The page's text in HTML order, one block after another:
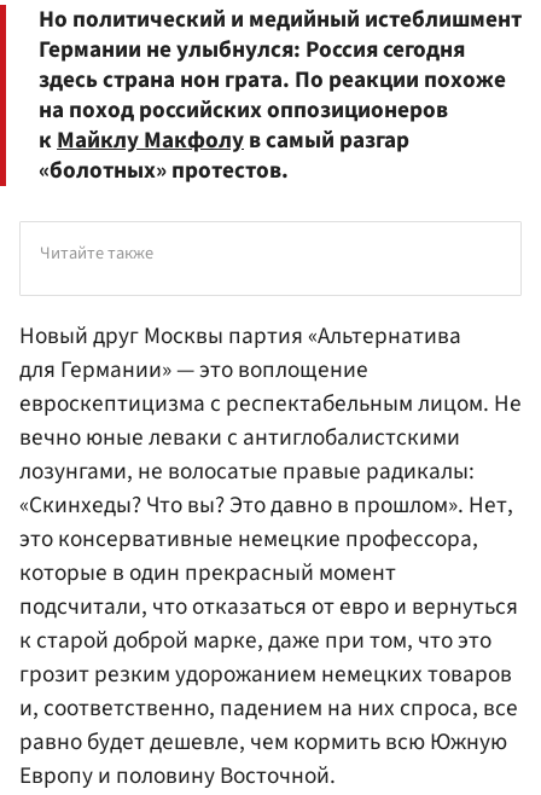
Но политический и медийный истеблишмент
Германии не улыбнулся: Россия сегодня
здесь страна нон грата. По реакции похоже
на поход российских оппозиционеров
кМайклу Макфолув самый разгар
«болотных» протестов.
Читайте также
Новый друг Москвы партия «Альтернатива
для Германии» — это воплощение
евроскептицизма с респектабельным лицом. Не
вечно юные леваки с антиглобалистскими
лозунгами, не волосатые правые радикалы:
«Скинхеды? Что вы? Это давно в прошлом». Нет,
это консервативные немецкие профессора,
которые в один прекрасный момент
подсчитали, что отказаться от евро и вернуться
к старой доброй марке, даже при том, что это
грозит резким удорожанием немецких товаров
и, соответственно, падением на них спроса, все
равно будет дешевле, чем кормить всю Южную
Европу и половину Восточной.